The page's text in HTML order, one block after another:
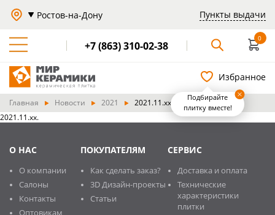
Ростов-на-Дону Пункты выдачи
+7 (863) 310-02-38
0
Избранное
Подбирайте
плитку вместе!
Главная Новости 2021
2021.11.хх
2021.11.хх.
О НАС
О компании
Салоны
Контакты
Оптовикам
ПОКУПАТЕЛЯМ
Как сделать заказ?
3D Дизайн-проекты
Статьи
СЕРВИС
Доставка и оплата
Технические
характеристики
плитки